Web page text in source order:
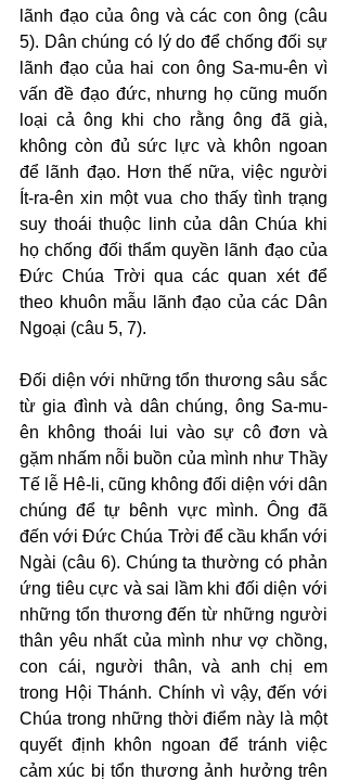
lãnh đạo của ông và các con ông (câu
5). Dân chúng có lý do để chống đối sự
lãnh đạo của hai con ông Sa-mu-ên vì
vấn đề đạo đức, nhưng họ cũng muốn
loại cả ông khi cho rằng ông đã già,
không còn đủ sức lực và khôn ngoan
để lãnh đạo. Hơn thế nữa, việc người
Ít-ra-ên xin một vua cho thấy tình trạng
suy thoái thuộc linh của dân Chúa khi
họ chống đối thẩm quyền lãnh đạo của
Đức Chúa Trời qua các quan xét để
theo khuôn mẫu lãnh đạo của các Dân
Ngoại (câu 5, 7).
Đối diện với những tổn thương sâu sắc
từ gia đình và dân chúng, ông Sa-mu-
ên không thoái lui vào sự cô đơn và
gặm nhấm nỗi buồn của mình như Thầy
Tế lễ Hê-li, cũng không đối diện với dân
chúng để tự bênh vực mình. Ông đã
đến với Đức Chúa Trời để cầu khẩn với
Ngài (câu 6). Chúng ta thường có phản
ứng tiêu cực và sai lầm khi đối diện với
những tổn thương đến từ những người
thân yêu nhất của mình như vợ chồng,
con cái, người thân, và anh chị em
trong Hội Thánh. Chính vì vậy, đến với
Chúa trong những thời điểm này là một
quyết định khôn ngoan để tránh việc
cảm xúc bị tổn thương ảnh hưởng trên